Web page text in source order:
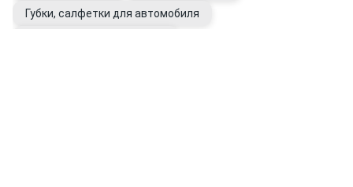
Губки, салфетки для автомобиля